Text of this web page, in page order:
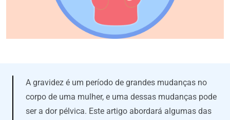
A gravidez é um período de grandes mudanças no
corpo de uma mulher, e uma dessas mudanças pode
ser a dor pélvica. Este artigo abordará algumas das